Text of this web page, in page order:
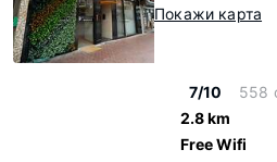
Покажи карта
7/10
558
2.8 km
Free Wifi